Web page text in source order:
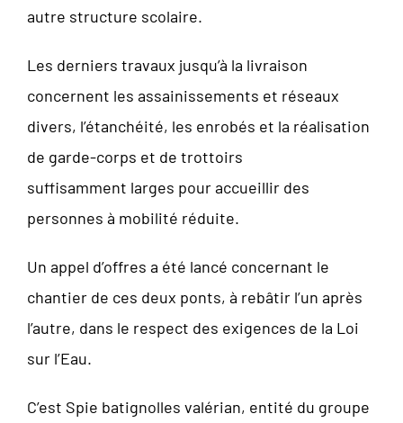
autre structure scolaire.
Les derniers travaux jusqu’à la livraison
concernent les assainissements et réseaux
divers, l’étanchéité, les enrobés et la réalisation
de garde-corps et de trottoirs
suffisamment larges pour accueillir des
personnes à mobilité réduite.
Un appel d’offres a été lancé concernant le
chantier de ces deux ponts, à rebâtir l’un après
l’autre, dans le respect des exigences de la Loi
sur l’Eau.
C’est Spie batignolles valérian, entité du groupe